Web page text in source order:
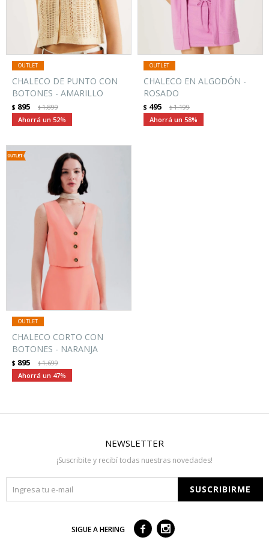
CHALECO DE PUNTO CON
BOTONES - AMARILLO
$ 895 $1.899
52
CHALECO EN ALGODÓN -
ROSADO
$ 495 $1.199
58
CHALECO CORTO CON
BOTONES - NARANJA
$ 895 $1.699
47
NEWSLETTER
¡Suscribite y recibí todas nuestras novedades!
SUSCRIBIRME
SIGUE A HERING  